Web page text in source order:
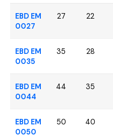
YANGDONG
EBD EM
0027
27 22
EBD EM
0035
35 28
EBD EM
0044
44 35
EBD EM
0050
50 40